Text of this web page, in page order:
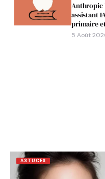
Anthropic
assistant
primaire
5 Août
ASTUCES